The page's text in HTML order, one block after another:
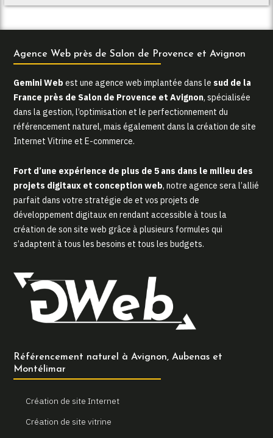
Agence Web près de Salon de Provence et Avignon
Gemini Web est une agence web implantée dans le sud de la
France près de Salon de Provence et Avignon, spécialisée
dans la gestion, l’optimisation et le perfectionnement du
référencement naturel, mais également dans la création de site
Internet Vitrine et E-commerce.
Fort d’une expérience de plus de 5 ans dans le milieu des
projets digitaux et conception web, notre agence sera l’allié
parfait dans votre stratégie de et vos projets de
développement digitaux en rendant accessible à tous la
création de son site web grâce à plusieurs formules qui
s’adaptent à tous les besoins et tous les budgets.
Référencement naturel à Avignon, Aubenas et
Montélimar
Création de site Internet
Création de site vitrine